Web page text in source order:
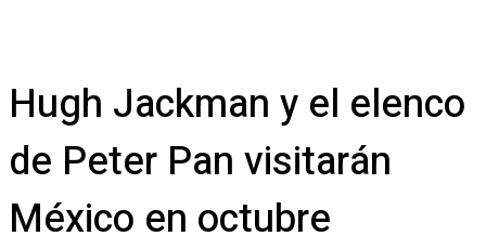
Hugh Jackman y el elenco
de Peter Pan visitarán
México en octubre